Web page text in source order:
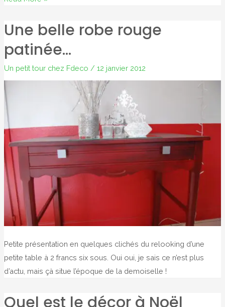
de
…
Une belle robe rouge
patinée…
Un petit tour chez Fdeco / 12 janvier 2012
Petite présentation en quelques clichés du relooking d’une
petite table à 2 francs six sous. Oui oui, je sais ce n’est plus
d’actu, mais çà situe l’époque de la demoiselle !
Quel est le décor à Noël